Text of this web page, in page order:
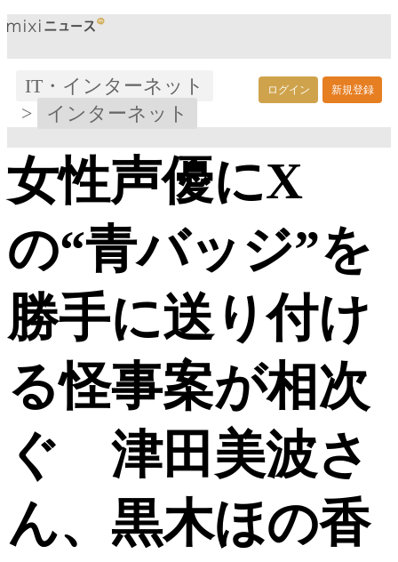
ログイン 新規登録
IT・インターネット
>
インターネット
女性声優にX
の“青バッジ”を
勝手に送り付け
る怪事案が相次
ぐ 津田美波さ
ん、黒木ほの香